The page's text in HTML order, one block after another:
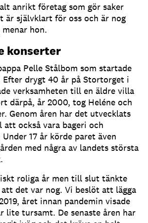
anrikt företag som gör saker
är självklart för oss och är nog
hon.
konserter
Pelle Stålbom som startade
Efter drygt 40 år på Stortorget i
verksamheten till en äldre villa
därpå, år 2000, tog Heléne och
Genom åren har det utvecklats
också vara bageri och
17 år körde paret även
med några av landets största
roliga år men till slut tänkte
det var nog. Vi beslöt att lägga
året innan pandemin visade
lite tursamt. De senaste åren har